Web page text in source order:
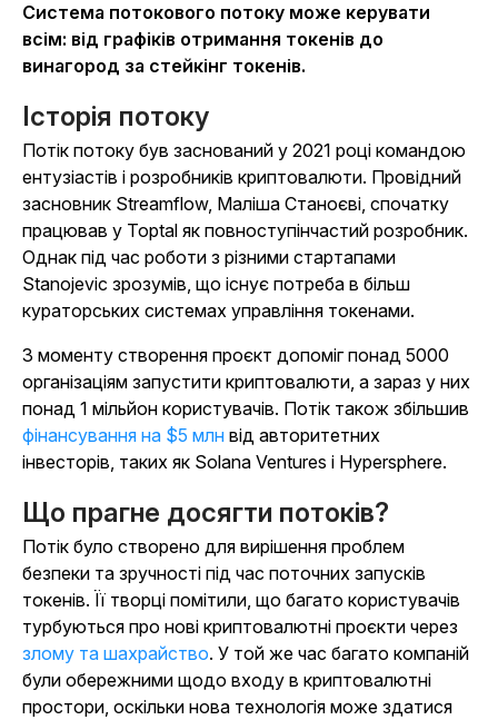
Система потокового потоку може керувати
всім: від графіків отримання токенів до
винагород за стейкінг токенів.
Історія потоку
Потік потоку був заснований у 2021 році командою
ентузіастів і розробників криптовалюти. Провідний
засновник Streamflow, Маліша Станоєві, спочатку
працював у Toptal як повноступінчастий розробник.
Однак під час роботи з різними стартапами
Stanojevic зрозумів, що існує потреба в більш
кураторських системах управління токенами.
З моменту створення проєкт допоміг понад 5000
організаціям запустити криптовалюти, а зараз у них
понад 1 мільйон користувачів. Потік також збільшив
фінансування на $5 млн від авторитетних
інвесторів, таких як Solana Ventures і Hypersphere.
Що прагне досягти потоків?
Потік було створено для вирішення проблем
безпеки та зручності під час поточних запусків
токенів. Її творці помітили, що багато користувачів
турбуються про нові криптовалютні проєкти через
злому та шахрайство. У той же час багато компаній
були обережними щодо входу в криптовалютні
простори, оскільки нова технологія може здатися